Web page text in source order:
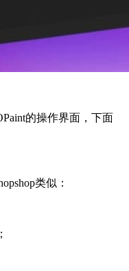
的操作界面，下面
类似：